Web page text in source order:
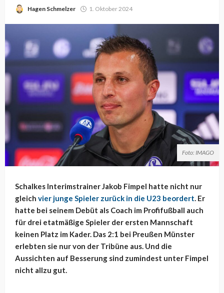
Hagen Schmelzer 1. Oktober 2024
Foto: IMAGO
Schalkes Interimstrainer Jakob Fimpel hatte nicht nur
gleich vier junge Spieler zurück in die U23 beordert. Er
hatte bei seinem Debüt als Coach im Profifußball auch
für drei etatmäßige Spieler der ersten Mannschaft
keinen Platz im Kader. Das 2:1 bei Preußen Münster
erlebten sie nur von der Tribüne aus. Und die
Aussichten auf Besserung sind zumindest unter Fimpel
nicht allzu gut.